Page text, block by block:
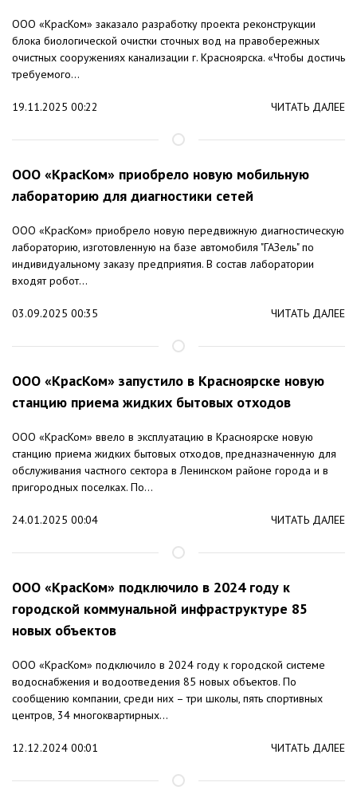
ООО «КрасКом» заказало разработку проекта реконструкции
блока биологической очистки сточных вод на правобережных
очистных сооружениях канализации г. Красноярска. «Чтобы достичь
требуемого...
19.11.2025 00:22 ЧИТАТЬ ДАЛЕЕ
ООО «КрасКом» приобрело новую мобильную
лабораторию для диагностики сетей
ООО «КрасКом» приобрело новую передвижную диагностическую
лабораторию, изготовленную на базе автомобиля "ГАЗель" по
индивидуальному заказу предприятия. В состав лаборатории
входят робот...
03.09.2025 00:35 ЧИТАТЬ ДАЛЕЕ
ООО «КрасКом» запустило в Красноярске новую
станцию приема жидких бытовых отходов
ООО «КрасКом» ввело в эксплуатацию в Красноярске новую
станцию приема жидких бытовых отходов, предназначенную для
обслуживания частного сектора в Ленинском районе города и в
пригородных поселках. По...
24.01.2025 00:04 ЧИТАТЬ ДАЛЕЕ
ООО «КрасКом» подключило в 2024 году к
городской коммунальной инфраструктуре 85
новых объектов
ООО «КрасКом» подключило в 2024 году к городской системе
водоснабжения и водоотведения 85 новых объектов. По
сообщению компании, среди них – три школы, пять спортивных
центров, 34 многоквартирных...
12.12.2024 00:01 ЧИТАТЬ ДАЛЕЕ